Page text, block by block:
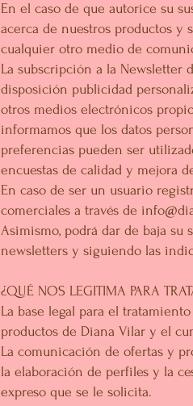
En el caso de que autorice su
acerca de nuestros productos y
cualquier otro medio de
La subscripción a la Newsletter
disposición publicidad
otros medios electrónicos
informamos que los datos
preferencias pueden ser
encuestas de calidad y mejora
En caso de ser un usuario
comerciales a través de
Asimismo, podrá dar de baja
newsletters y siguiendo las
¿QUÉ NOS LEGITIMA PARA
La base legal para el
productos de Diana Vilar y el
La comunicación de ofertas y
la elaboración de perfiles y la
expreso que se le solicita.